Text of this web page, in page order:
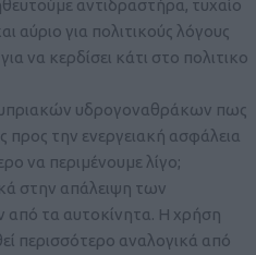
αντιδραστήρα, τυχαίο
αύριο για πολιτικούς λόγους
να κερδίσει κάτι στο πολιτικο
υδρογοναθράκων πως
την ενεργειακή ασφάλεια
να περιμένουμε λίγο;
στην απάλειψη των
τα αυτοκίνητα. Η χρήση
περισσότερο αναλογικά από